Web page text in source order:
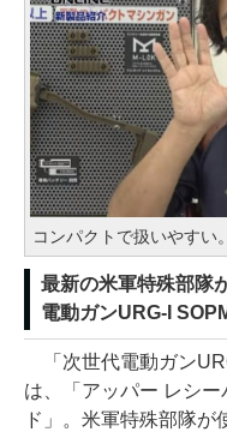
コンパクトで扱いやすい
最新の米軍特殊部隊
電動ガンURG-I
「次世代電動ガン
は、「アッパー レシ
ド」。米軍特殊部隊が